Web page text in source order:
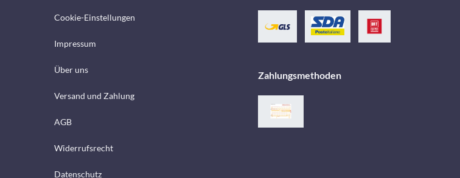
Cookie-Einstellungen
Impressum
Über uns
Versand und Zahlung
AGB
Widerrufsrecht
Datenschutz
Zahlungsmethoden